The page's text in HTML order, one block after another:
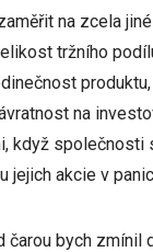
na zcela
tržního
na
když společnosti
jejich akcie v
čarou bych zmínil